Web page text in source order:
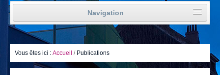
Navigation
Accueil
Vie politique
Vous êtes ici : Accueil / Publications